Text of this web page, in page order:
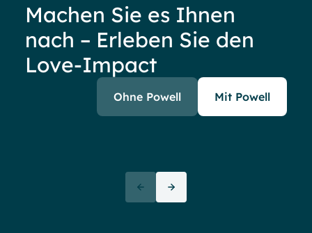
Machen Sie es Ihnen
nach – Erleben Sie den
Love-Impact
Ohne Powell Mit Powell
17
ein Lächeln zu erzeugen. Mit
Powell zu arbeiten ist also so
effektiv, als würde man